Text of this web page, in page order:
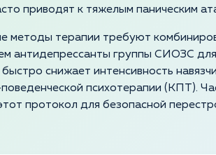
приводят к тяжелым паническим
методы терапии требуют
антидепрессанты группы СИОЗС
снижает интенсивность
психотерапии (КПТ).
протокол для безопасной